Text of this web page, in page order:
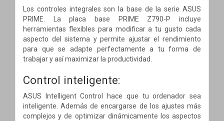
Los controles integrales son la base de la serie ASUS
PRIME. La placa base PRIME Z790-P incluye
herramientas flexibles para modificar a tu gusto cada
aspecto del sistema y permite ajustar el rendimiento
para que se adapte perfectamente a tu forma de
trabajar y así maximizar la productividad.
Control inteligente:
ASUS Intelligent Control hace que tu ordenador sea
inteligente. Además de encargarse de los ajustes más
complejos y de optimizar dinámicamente los aspectos